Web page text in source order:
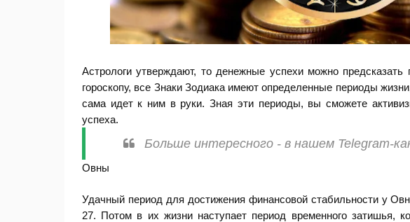
Астрологи утверждают, то денежные успехи можно
гороскопу, все Знаки Зодиака имеют определенные периоды
сама идет к ним в руки. Зная эти периоды, вы сможете
успеха.
Больше интересного - в нашем Telegram-
Овны
Удачный период для достижения финансовой стабильности у
27. Потом в их жизни наступает период временного затишья,